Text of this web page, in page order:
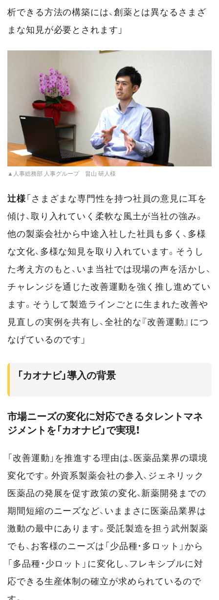
析できる方法の構築には、創薬とは異なるさまざ
まな知見が必要とされます」
▲人事総務部 人事グループ 畠山 研人様
辻様「さまざまな専門性を持つ社員の意見に耳を
傾け、取り入れていく柔軟な風土が当社の強み。
他の製薬会社から中途入社した社員も多く、多様
な文化、多様な知見を取り入れています。そうし
た考え方のもと、いま当社では現場の声を活かし、
チャレンジを通じた改善運動を強く推し進めてい
ます。そうして製造ラインごとに生まれた改善や
見直しの実例を共有し、全社的な『改善運動』につ
なげているのです」
「カオナビ」導入の背景
市場ニーズの変化に対応できるタレントマネ
ジメントを「カオナビ」で実現！
「改善運動」を推進する理由は、医薬品業界の環境
変化です。外資系製薬会社の参入、ジェネリック
医薬品の発展を促す政策の変化、新薬開発までの
期間短縮のニーズなど、いままさに医薬品業界は
激動の最中にあります。受託製造を担う武州製薬
でも、お客様のニーズは「少品種・多ロット」から
「多品種・少ロット」に変化し、フレキシブルに対
応できる生産体制の確立が求められているので